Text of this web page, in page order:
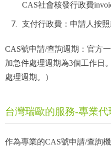
CAS社會核發行政費
支付行政費：申請人按照
CAS號申請/查詢週期：官方
加急件處理週期為3個工作日
處理週期。）
台灣瑞歐的服務-專業
作為專業的CAS號申請/查詢